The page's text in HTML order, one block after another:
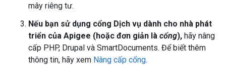
mây riêng tư.
Nếu bạn sử dụng cổng Dịch vụ dành cho nhà phát
triển của Apigee (hoặc đơn giản là cổng), hãy nâng
cấp PHP, Drupal và SmartDocuments. Để biết thêm
thông tin, hãy xem Nâng cấp cổng.